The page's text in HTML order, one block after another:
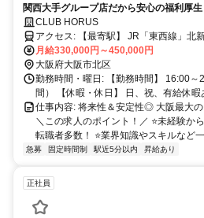
関西大手グループ店だから安心の福利厚
大歓迎！
CLUB HORUS
アクセス: 【最寄駅】 JR「東西線」北新地駅より徒歩3分 大阪メトロ
四つ橋線「西梅田駅」徒歩4分 大阪メ
歩7分 大阪環状線「大阪駅」より徒歩10
月給330,000円～450,000円
大阪府大阪市北区
勤務時間・曜日: 【勤務時間】 16:00
間） 【休暇・休日】 日、祝、有給休暇
仕事内容: 将来性＆安定性◎ 大阪最大の
＼この求人のポイント！／ ⭐未経験か
転職者多数！ ⭐業界知識やスキルなど
急募 固定時間制 駅近5分以内 昇給あり
正社員